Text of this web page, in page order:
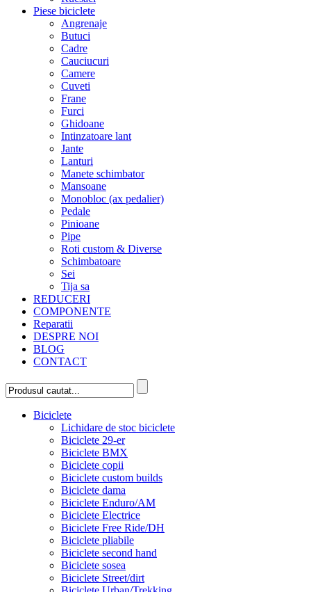
Piese biciclete
Angrenaje
Butuci
Cadre
Cauciucuri
Camere
Cuveti
Frane
Furci
Ghidoane
Intinzatoare lant
Jante
Lanturi
Manete schimbator
Mansoane
Monobloc (ax pedalier)
Pedale
Pinioane
Pipe
Roti custom & Diverse
Schimbatoare
Sei
Tija sa
REDUCERI
COMPONENTE
Reparatii
DESPRE NOI
BLOG
CONTACT
Biciclete
Lichidare de stoc biciclete
Biciclete 29-er
Biciclete BMX
Biciclete copii
Biciclete custom builds
Biciclete dama
Biciclete Enduro/AM
Biciclete Electrice
Biciclete Free Ride/DH
Biciclete pliabile
Biciclete second hand
Biciclete sosea
Biciclete Street/dirt